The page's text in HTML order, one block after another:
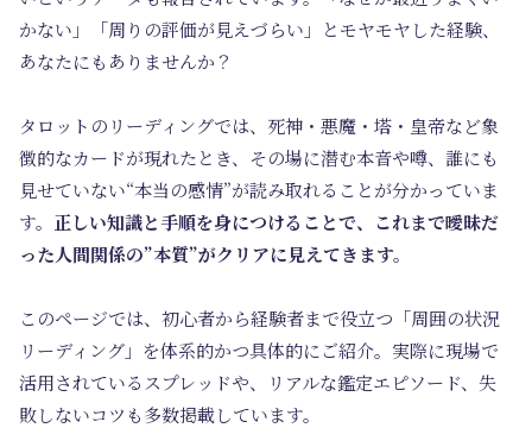
かない」「周りの評価が見えづらい」
とモヤモヤした経験、
あなたにもありませんか？
タロットのリーディングでは、 死神・悪魔・塔・皇帝など象
徴的なカードが現れたとき、その場に潜む本音や噂、誰にも
見せていない“本当の感情”が読み取れることが分かっていま
す。 正しい知識と手順を身につけることで、これまで曖昧だ
った人間関係の”本質”がクリアに見えてきます。
このページでは、 初心者から経験者まで役立つ「周囲の状況
リーディング」を体系的かつ具体的にご紹介。実際に現場で
活用されているスプレッドや、リアルな鑑定エピソード、失
敗しないコツも多数掲載しています。